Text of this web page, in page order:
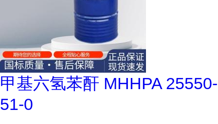
甲基六氢苯酐 MHHPA 25550-
51-0